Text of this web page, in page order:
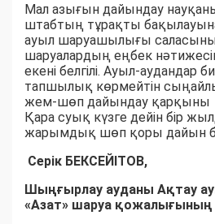
Мал азығын дайындау
штабтың тұрақты
ауыл шаруашылығы
шаруалардың еңбек
екені белгілі. Ауыл-аудандар
тапшылық көрмейтін
жем-шөп дайындау қарқыны
Қара суық күзге дейін бір
жарымдық шөп қоры дайын
Серік БЕКСЕЙІТОВ,
Шыңғырлау ауданы Ақтау
«Азат» шаруа қожалығының